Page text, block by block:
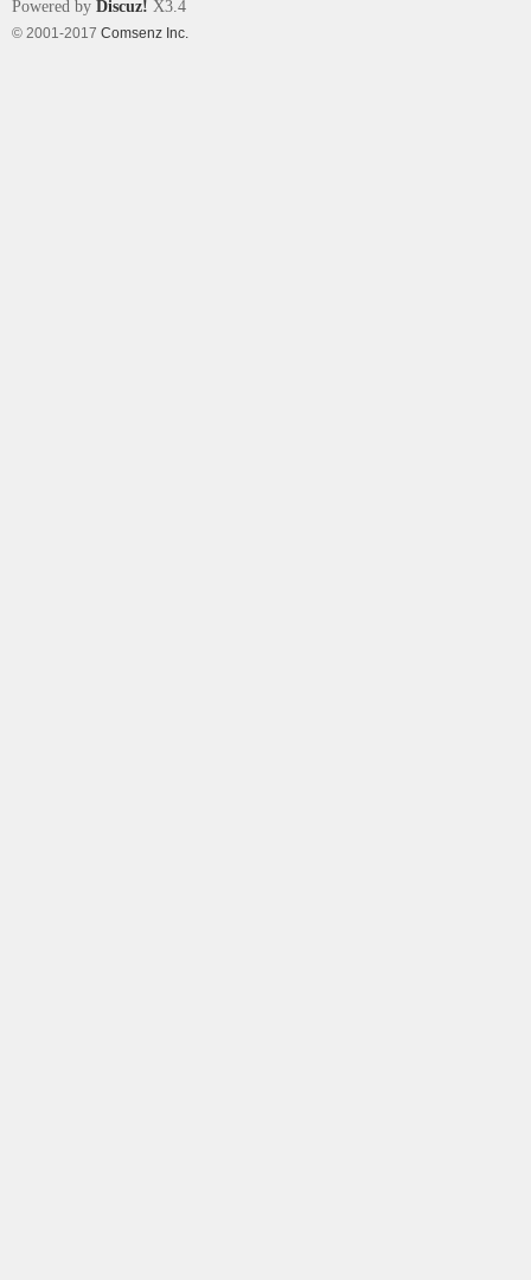
Powered by Discuz! X3.4
© 2001-2017 Comsenz Inc.